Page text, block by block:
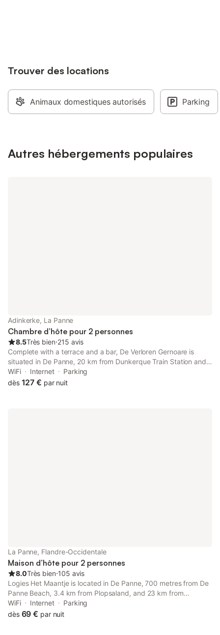
Trouver des locations
Animaux domestiques autorisés Parking
Autres hébergements populaires
Adinkerke, La Panne
Chambre d’hôte pour 2 personnes
8.5Très bien⋅215 avis
Complete with a terrace and a bar, De Verloren Gernoare is
situated in De Panne, 20 km from Dunkerque Train Station and
36 km from The Menin Gate.
WiFi Internet
Parking
dès 127 € par nuit
La Panne, Flandre-Occidentale
Maison d’hôte pour 2 personnes
8.0Très bien⋅105 avis
Logies Het Maantje is located in De Panne, 700 metres from De
Panne Beach, 3.4 km from Plopsaland, and 23 km from
Dunkerque Train Station. The guest house provides quiet street
views and a sun terrace.
WiFi Internet
Parking
dès 69 € par nuit